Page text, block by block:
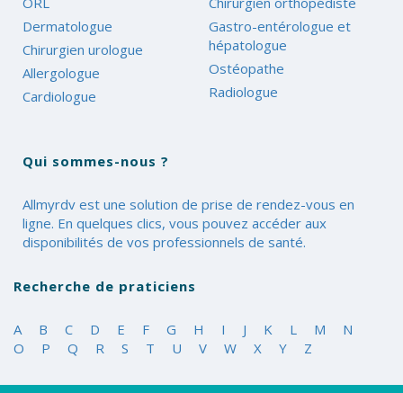
Dermatologue
Chirurgien urologue
Allergologue
Cardiologue
Gastro-entérologue et
hépatologue
Ostéopathe
Radiologue
Qui sommes-nous ?
Allmyrdv est une solution de prise de rendez-vous en
ligne. En quelques clics, vous pouvez accéder aux
disponibilités de vos professionnels de santé.
Recherche de praticiens
A B C D E F G H I J K L M
N
O
P Q R S T U V W X Y Z